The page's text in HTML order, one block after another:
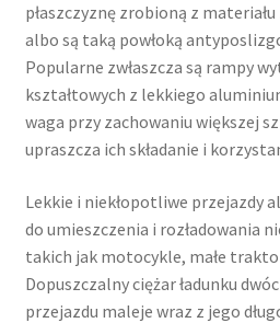
płaszczyznę zrobioną z
albo są taką powłoką
Popularne zwłaszcza są rampy
kształtowych z lekkiego
waga przy zachowaniu większej
upraszcza ich składanie i
Lekkie i niekłopotliwe przejazdy
do umieszczenia i rozładowania
takich jak motocykle, małe
Dopuszczalny ciężar ładunku
przejazdu maleje wraz z jego